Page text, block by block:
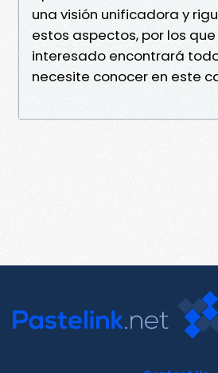
una visión unificadora y
estos aspectos, por los
interesado encontrará
necesite conocer en este